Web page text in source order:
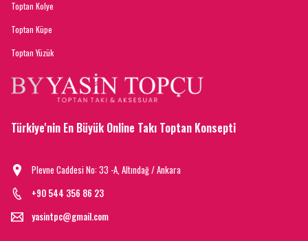
Toptan Kolye
Toptan Küpe
Toptan Yüzük
Türkiye'nin En Büyük Online Takı Toptan Konsepti
Plevne Caddesi No: 33 -A, Altındağ / Ankara
+90 544 356 86 23
yasintpc@gmail.com